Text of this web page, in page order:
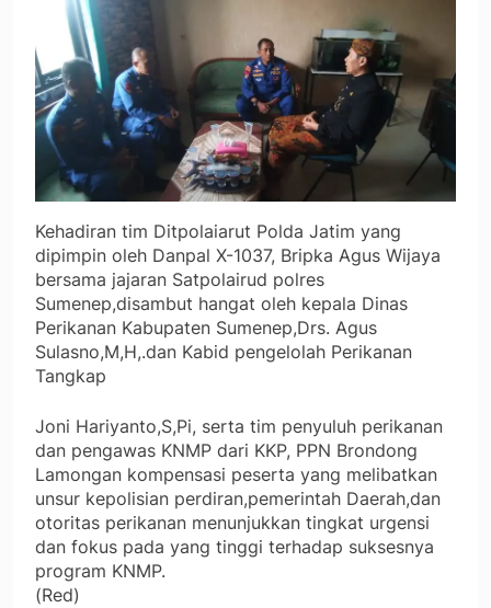
Kehadiran tim Ditpolaiarut Polda Jatim yang
dipimpin oleh Danpal X-1037, Bripka Agus Wijaya
bersama jajaran Satpolairud polres
Sumenep,disambut hangat oleh kepala Dinas
Perikanan Kabupaten Sumenep,Drs. Agus
Sulasno,M,H,.dan Kabid pengelolah Perikanan
Tangkap
Joni Hariyanto,S,Pi, serta tim penyuluh perikanan
dan pengawas KNMP dari KKP, PPN Brondong
Lamongan kompensasi peserta yang melibatkan
unsur kepolisian perdiran,pemerintah Daerah,dan
otoritas perikanan menunjukkan tingkat urgensi
dan fokus pada yang tinggi terhadap suksesnya
program KNMP.
(Red)